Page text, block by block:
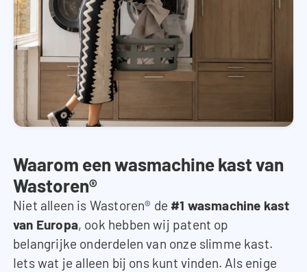
Waarom een wasmachine kast van
Wastoren®
Niet alleen is Wastoren® de #1 wasmachine kast
van Europa, ook hebben wij patent op
belangrijke onderdelen van onze slimme kast.
Iets wat je alleen bij ons kunt vinden. Als enige